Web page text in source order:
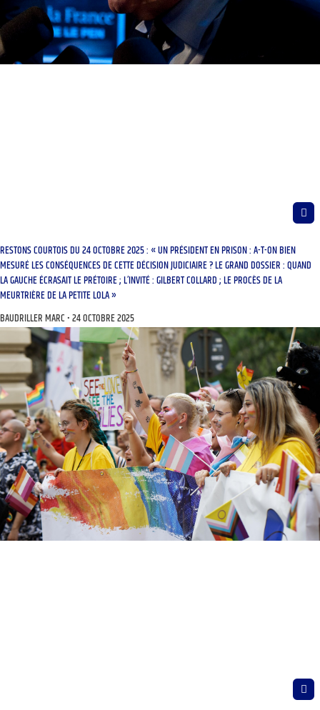
RESTONS COURTOIS DU 24 OCTOBRE 2025 : « UN PRÉSIDENT EN PRISON : A-T-ON BIEN
MESURÉ LES CONSÉQUENCES DE CETTE DÉCISION JUDICIAIRE ? LE GRAND DOSSIER : QUAND
LA GAUCHE ÉCRASAIT LE PRÉTOIRE ; L’INVITÉ : GILBERT COLLARD ; LE PROCÈS DE LA
MEURTRIÈRE DE LA PETITE LOLA »
BAUDRILLER MARC 24 OCTOBRE 2025